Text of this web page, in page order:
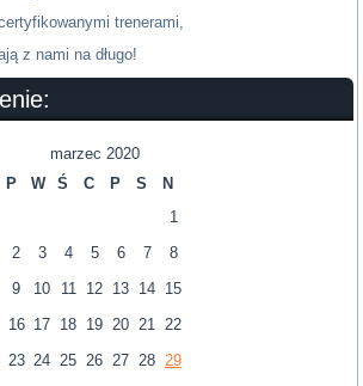
trenerami,
z nami na długo!
marzec 2020
P
W Ś C P S
N
1
2
3 4 5 6 7
8
9
10 11 12 13 14 15
16 17 18 19 20 21 22
23 24 25 26 27 28 29